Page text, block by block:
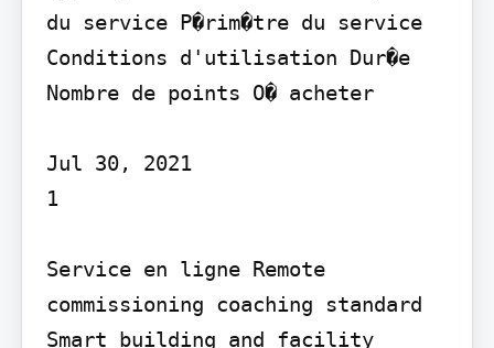
du service P�rim�tre du service
Conditions d'utilisation Dur�e
Nombre de points O� acheter
Jul 30, 2021
1
Service en ligne Remote
commissioning coaching standard
Smart building and facility